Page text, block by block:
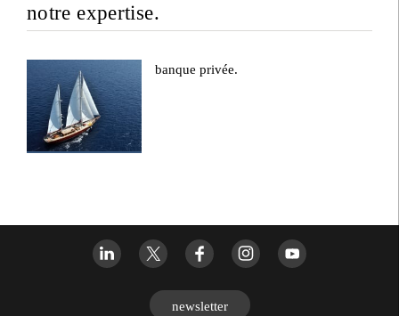
notre expertise.
banque privée.
newsletter